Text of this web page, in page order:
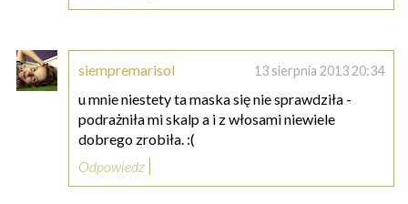
siempremarisol 13 sierpnia 2013 20:34
u mnie niestety ta maska się nie sprawdziła -
podrażniła mi skalp a i z włosami niewiele
dobrego zrobiła. :(
Odpowiedz